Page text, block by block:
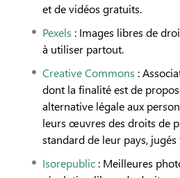
et de vidéos gratuits.
Pexels : Images libres de
à utiliser partout.
Creative Commons :
dont la finalité est de
alternative légale aux
leurs œuvres des droits de
standard de leur pays,
Isorepublic : Meilleures